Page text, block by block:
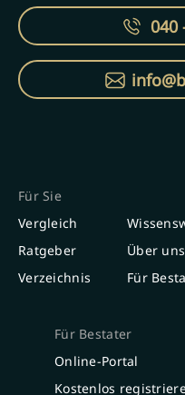
040
Für Sie
Vergleich
Ratgeber
Verzeichnis
Über uns
Für
Für Bestater
Online-Portal
Kostenlos